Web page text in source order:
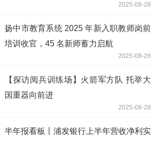
儿童就这么多，该地段多个小区已动迁
焦点
2025-08-28
扬中市教育系统 2025 年新入职教师岗前
培训收官，45 名新师蓄力启航
2025-08-28
【探访阅兵训练场】火箭军方队 托举大
国重器向前进
2025-08-28
半年报看板丨浦发银行上半年营收净利实